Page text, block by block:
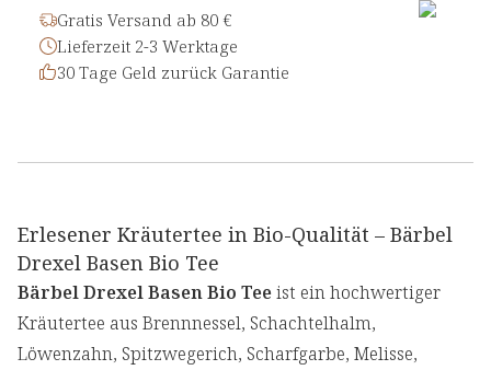
Gratis Versand ab 80 €
Lieferzeit 2-3 Werktage
30 Tage Geld zurück Garantie
Erlesener Kräutertee in Bio-Qualität – Bärbel
Drexel Basen Bio Tee
Bärbel Drexel Basen Bio Teeist ein hochwertiger
Kräutertee aus Brennnessel, Schachtelhalm,
Löwenzahn, Spitzwegerich, Scharfgarbe, Melisse,